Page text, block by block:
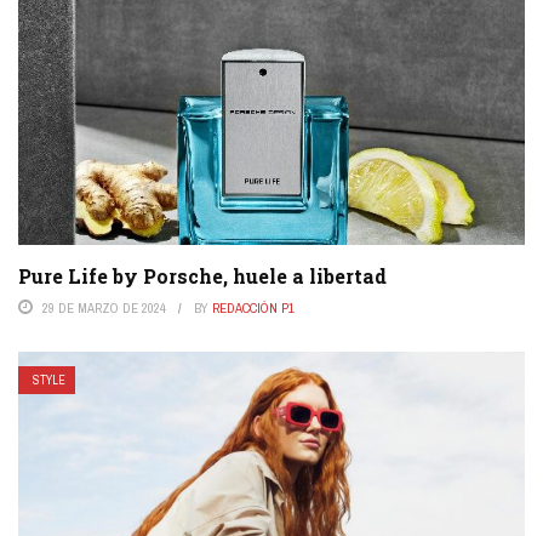
Pure Life by Porsche, huele a libertad
29 DE MARZO DE 2024 BY REDACCIÓN P1
STYLE